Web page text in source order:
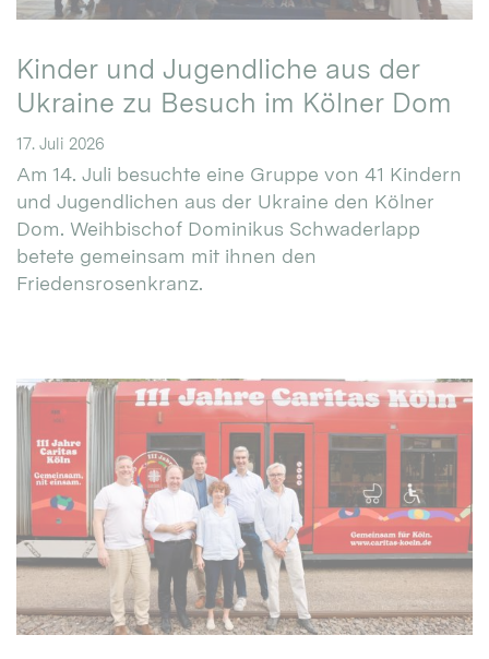
Kinder und Jugendliche aus der
Ukraine zu Besuch im Kölner Dom
17. Juli 2026
Am 14. Juli besuchte eine Gruppe von 41 Kindern
und Jugendlichen aus der Ukraine den Kölner
Dom. Weihbischof Dominikus Schwaderlapp
betete gemeinsam mit ihnen den
Friedensrosenkranz.